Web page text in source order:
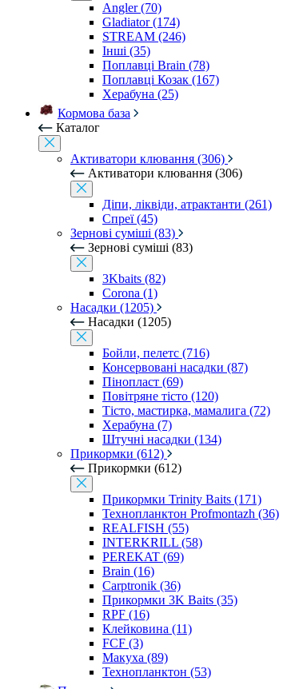
Angler (70)
Gladiator (174)
STREAM (246)
Інші (35)
Поплавці Brain (78)
Поплавці Козак (167)
Херабуна (25)
Кормова база
Каталог
Активатори клювання (306)
Активатори клювання (306)
Діпи, ліквіди, атрактанти (261)
Спреї (45)
Зернові суміші (83)
Зернові суміші (83)
3Kbaits (82)
Corona (1)
Насадки (1205)
Насадки (1205)
Бойли, пелетс (716)
Консервовані насадки (87)
Пінопласт (69)
Повітряне тісто (120)
Тісто, мастирка, мамалига (72)
Херабуна (7)
Штучні насадки (134)
Прикормки (612)
Прикормки (612)
Прикормки Trinity Baits (171)
Технопланктон Profmontazh (36)
REALFISH (55)
INTERKRILL (58)
PEREKAT (69)
Brain (16)
Carptronik (36)
Прикормки 3K Baits (35)
RPF (16)
Клейковина (11)
FCF (3)
Макуха (89)
Технопланктон (53)